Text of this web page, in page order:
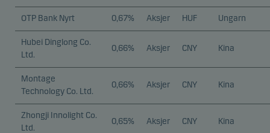
OTP Bank Nyrt 0,67% Aksjer HUF Ungarn
Hubei Dinglong Co.
Ltd.
0,66% Aksjer CNY Kina
Montage
Technology Co. Ltd.
0,66% Aksjer CNY Kina
Zhongji Innolight Co.
Ltd.
0,65% Aksjer CNY Kina